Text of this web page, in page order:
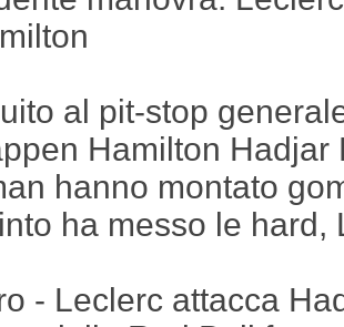
al pit-stop
Hamilton Hadjar
hanno montato
ha messo le hard,
- Leclerc attacca